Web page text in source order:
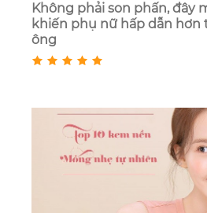
Không phải son phấn, đây
khiến phụ nữ hấp dẫn hơn
ông